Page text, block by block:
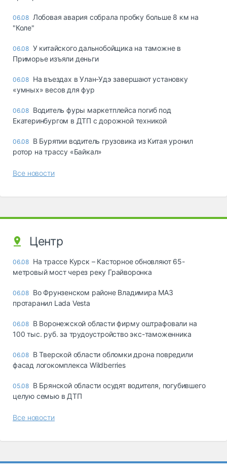
06.08 Лобовая авария собрала пробку больше 8 км на
"Коле"
06.08 У китайского дальнобойщика на таможне в
Приморье изъяли деньги
06.08 Ha въeздax в Улaн-Удэ зaвepшaют ycтaнoвкy
«yмныx» вecoв для фyp
06.08 Водитель фуры маркетплейса погиб под
Екатеринбургом в ДТП с дорожной техникой
06.08 В Бурятии водитель грузовика из Китая уронил
ротор на трассу «Байкал»
Все новости
Центр
06.08 На трассе Курск – Касторное обновляют 65-
метровый мост через реку Грайворонка
06.08 Во Фрунзенском районе Владимира МАЗ
протаранил Lada Vesta
06.08 В Воронежской области фирму оштрафовали на
100 тыс. руб. за трудоустройство экс-таможенника
06.08 В Тверской области обломки дрона повредили
фасад логокомплекса Wildberries
05.08 В Брянской области осудят водителя, погубившего
целую семью в ДТП
Все новости